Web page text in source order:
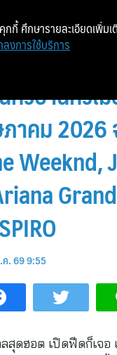
ลงสากลสุด
วบ้านทั่วเมื
าคม 2026
Weeknd,
. 69 9:55
สุดฮอต เปิดฟีดก็เจ
กกี้ ศึกษารายละเอียดเพิ่มเ
งการใช้บริการ